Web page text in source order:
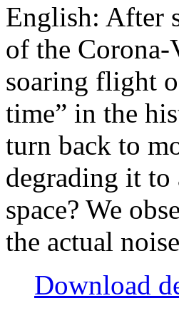
English: After
of the
soaring flight
time” in the
turn back to
degrading it to
space? We
the actual
Download